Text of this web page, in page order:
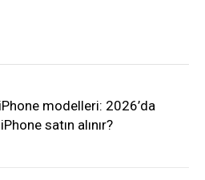
modelleri: 2026’da
satın alınır?